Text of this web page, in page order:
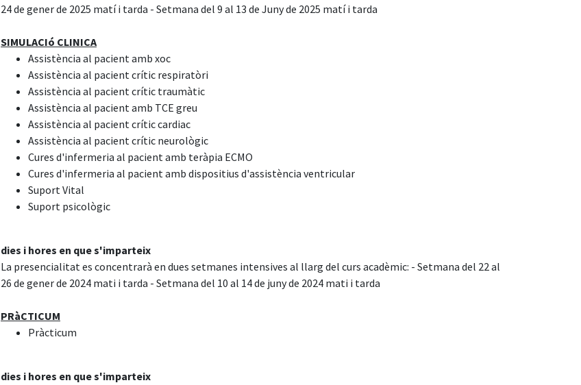
24 de gener de 2025 matí i tarda - Setmana del 9 al 13 de Juny de 2025 matí i tarda
SIMULACIó CLINICA
Assistència al pacient amb xoc
Assistència al pacient crític respiratòri
Assistència al pacient crític traumàtic
Assistència al pacient amb TCE greu
Assistència al pacient crític cardiac
Assistència al pacient crític neurològic
Cures d'infermeria al pacient amb teràpia ECMO
Cures d'infermeria al pacient amb dispositius d'assistència ventricular
Suport Vital
Suport psicològic
dies i hores en que s'imparteix
La presencialitat es concentrarà en dues setmanes intensives al llarg del curs acadèmic: - Setmana del 22 al
26 de gener de 2024 mati i tarda - Setmana del 10 al 14 de juny de 2024 mati i tarda
PRàCTICUM
Pràcticum
dies i hores en que s'imparteix